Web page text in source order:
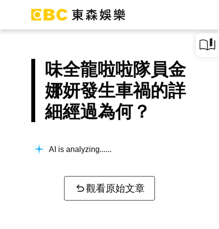
味全龍啦啦隊員金
娜妍發生車禍的詳
細經過為何？
AI is analyzing...
觀看原始文章